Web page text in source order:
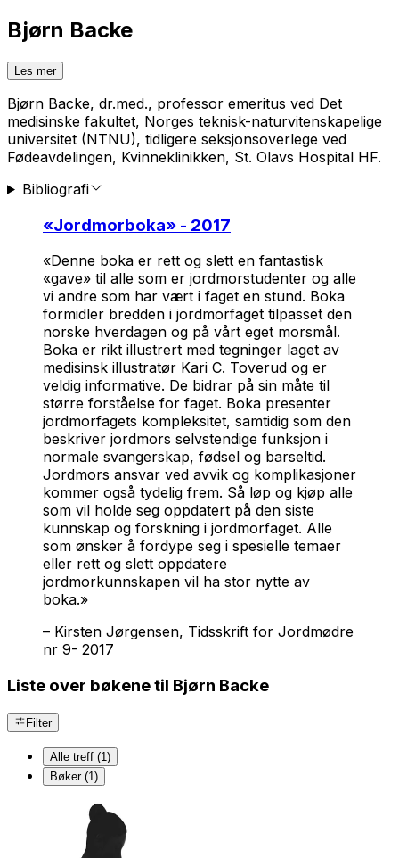
Bjørn Backe
Les mer
Bjørn Backe, dr.med., professor emeritus ved Det
medisinske fakultet, Norges teknisk-naturvitenskapelige
universitet (NTNU), tidligere seksjonsoverlege ved
Fødeavdelingen, Kvinneklinikken, St. Olavs Hospital HF.
Bibliografi
«Jordmorboka» - 2017
«Denne boka er rett og slett en fantastisk
«gave» til alle som er jordmorstudenter og alle
vi andre som har vært i faget en stund. Boka
formidler bredden i jordmorfaget tilpasset den
norske hverdagen og på vårt eget morsmål.
Boka er rikt illustrert med tegninger laget av
medisinsk illustratør Kari C. Toverud og er
veldig informative. De bidrar på sin måte til
større forståelse for faget. Boka presenter
jordmorfagets kompleksitet, samtidig som den
beskriver jordmors selvstendige funksjon i
normale svangerskap, fødsel og barseltid.
Jordmors ansvar ved avvik og komplikasjoner
kommer også tydelig frem. Så løp og kjøp alle
som vil holde seg oppdatert på den siste
kunnskap og forskning i jordmorfaget. Alle
som ønsker å fordype seg i spesielle temaer
eller rett og slett oppdatere
jordmorkunnskapen vil ha stor nytte av
boka.»
– Kirsten Jørgensen, Tidsskrift for Jordmødre
nr 9- 2017
Liste over bøkene til Bjørn Backe
Filter
Alle treff (1)
Bøker (1)